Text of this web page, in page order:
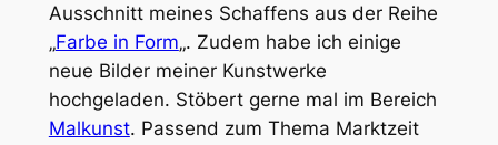
Ausschnitt meines Schaffens aus der Reihe
„Farbe in Form„. Zudem habe ich einige
neue Bilder meiner Kunstwerke
hochgeladen. Stöbert gerne mal im Bereich
Malkunst. Passend zum Thema Marktzeit